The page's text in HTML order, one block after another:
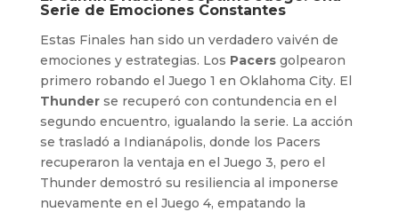
Serie de Emociones Constantes
Estas Finales han sido un verdadero vaivén de
emociones y estrategias. Los Pacersgolpearon
primero robando el Juego 1 en Oklahoma City. El
Thunderse recuperó con contundencia en el
segundo encuentro, igualando la serie. La acción
se trasladó a Indianápolis, donde los Pacers
recuperaron la ventaja en el Juego 3, pero el
Thunder demostró su resiliencia al imponerse
nuevamente en el Juego 4, empatando la